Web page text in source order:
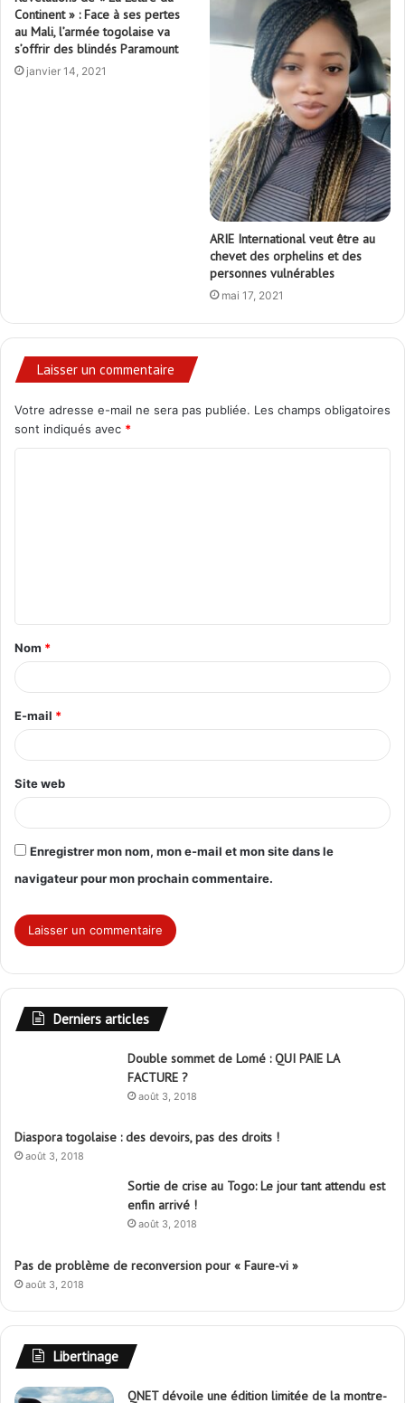
Continent » : Face à ses pertes
au Mali, l’armée togolaise va
s’offrir des blindés Paramount
janvier 14, 2021
ARIE International veut être au
chevet des orphelins et des
personnes vulnérables
mai 17, 2021
Laisser un commentaire
Votre adresse e-mail ne sera pas publiée. Les champs obligatoires
sont indiqués avec *
t
a
e
*
Nom *
E-mail *
Site web
Enregistrer mon nom, mon e-mail et mon site dans le
navigateur pour mon prochain commentaire.
Derniers articles
Double sommet de Lomé : QUI PAIE LA
FACTURE ?
août 3, 2018
août 3, 2018
enfin arrivé !
août 3, 2018
août 3, 2018
QNET dévoile une édition limitée de la montre-
bracelet Bernhard H. Mayer Wave-Rider